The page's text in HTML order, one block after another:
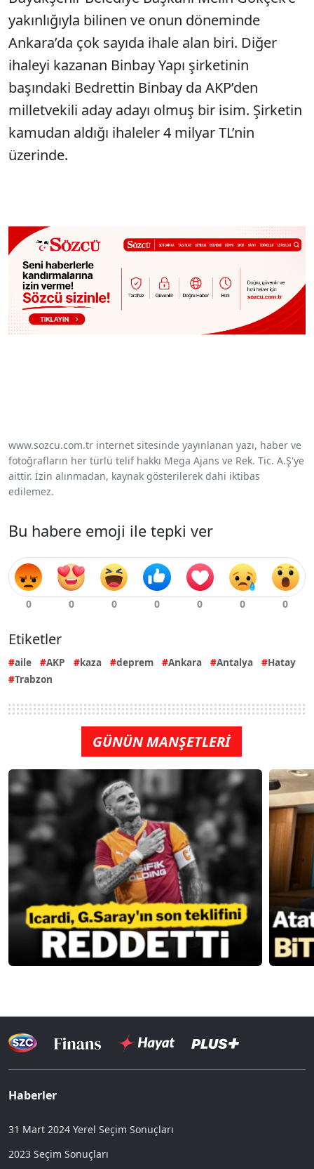
yakınlığıyla bilinen ve onun döneminde
Ankara’da çok sayıda ihale alan biri. Diğer
ihaleyi kazanan Binbay Yapı şirketinin
başındaki Bedrettin Binbay da AKP’den
milletvekili aday adayı olmuş bir isim. Şirketin
kamudan aldığı ihaleler 4 milyar TL’nin
üzerinde.
www.sozcu.com.tr internet sitesinde yayınlanan yazı, haber ve
fotoğrafların her türlü telif hakkı Mega Ajans ve Rek. Tic. A.Ş'ye
aittir. İzin alınmadan, kaynak gösterilerek dahi iktibas
edilemez.
Bu habere emoji ile tepki ver
Etiketler
aile AKP kaza deprem Ankara Antalya
Hatay
Trabzon
GÜNÜN MANŞETLERİ
Haberler
31 Mart 2024 Yerel Seçim Sonuçları
2023 Seçim Sonuçları